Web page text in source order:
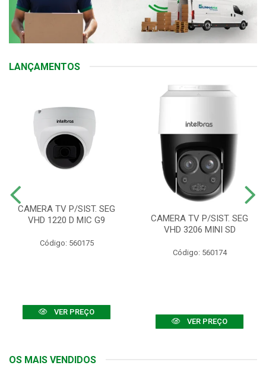
LANÇAMENTOS
CAMERA TV P/SIST. SEG
VHD 1220 D MIC G9
Código: 560175
VER PREÇO
CAMERA TV P/SIST. SEG
VHD 3206 MINI SD
Código: 560174
VER PREÇO
OS MAIS VENDIDOS